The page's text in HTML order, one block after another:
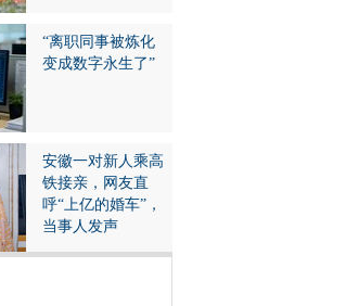
“离职同事被炼化
变成数字永生了”
安徽一对新人乘高
铁接亲，网友直
呼“上亿的婚车”，
当事人发声